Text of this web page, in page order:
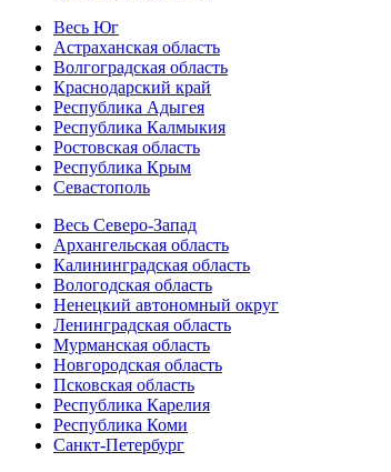
Весь Юг
Астраханская область
Волгоградская область
Краснодарский край
Республика Адыгея
Республика Калмыкия
Ростовская область
Республика Крым
Севастополь
Весь Северо-Запад
Архангельская область
Калининградская область
Вологодская область
Ненецкий автономный округ
Ленинградская область
Мурманская область
Новгородская область
Псковская область
Республика Карелия
Республика Коми
Санкт-Петербург